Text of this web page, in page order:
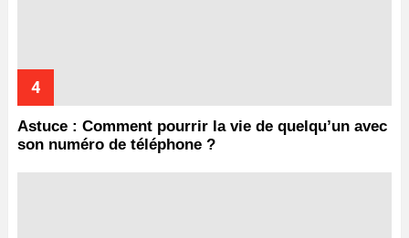
Astuce : Comment pourrir la vie de quelqu’un avec
son numéro de téléphone ?